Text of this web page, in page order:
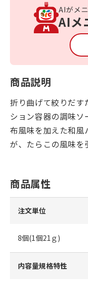
AIがメ
AIメ
商品説明
折り曲げて絞りだ
ション容器の調味ソ
布風味を加えた和風
が、たらこの風味を
商品属性
注文単位
8個(1個21ｇ)
内容量規格特性